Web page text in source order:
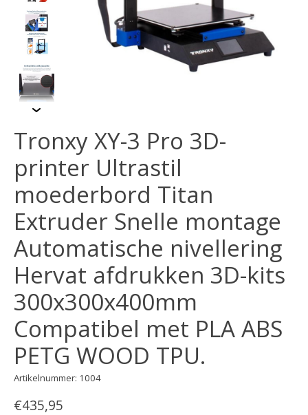
Tronxy XY-3 Pro 3D-
printer Ultrastil
moederbord Titan
Extruder Snelle montage
Automatische nivellering
Hervat afdrukken 3D-kits
300x300x400mm
Compatibel met PLA ABS
PETG WOOD TPU.
Artikelnummer: 1004
€435,95